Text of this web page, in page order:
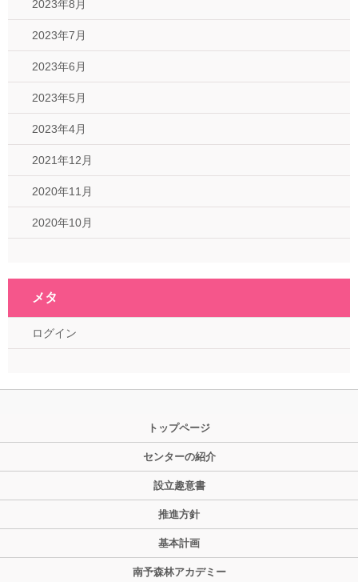
2023年8月
2023年7月
2023年6月
2023年5月
2023年4月
2021年12月
2020年11月
2020年10月
メタ
ログイン
トップページ
センターの紹介
設立趣意書
推進方針
基本計画
南予森林アカデミー